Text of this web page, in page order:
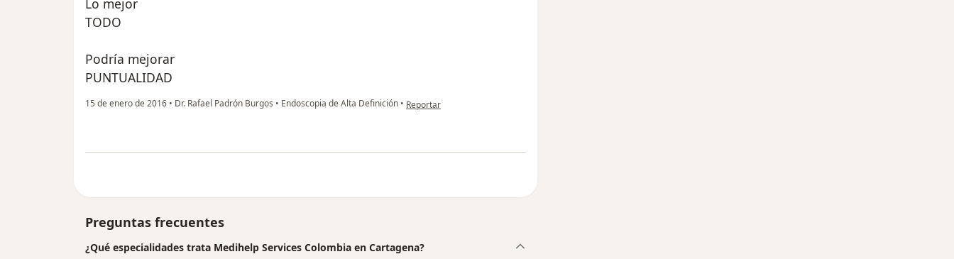
Lo mejor
TODO
Podría mejorar
PUNTUALIDAD
15 de enero de 2016 • Dr. Rafael Padrón Burgos • Endoscopia de Alta Definición • en opinión del usuario usuario
Reportar
Preguntas frecuentes
¿Qué especialidades trata Medihelp Services Colombia en Cartagena?